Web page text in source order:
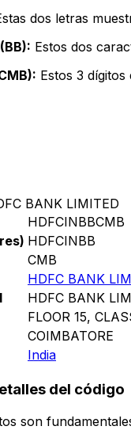
dos letras
Estos dos
Estos 3
BANK LIMITED
HDFCINBBCMB
HDFCINBB
CMB
HDFC BANK
HDFC BANK
FLOOR 15,
COIMBATORE
India
del código
son